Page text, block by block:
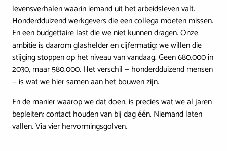
levensverhalen waarin iemand uit het arbeidsleven valt.
Honderdduizend werkgevers die een collega moeten missen.
En een budgettaire last die we niet kunnen dragen. Onze
ambitie is daarom glashelder en cijfermatig: we willen die
stijging stoppen op het niveau van vandaag. Geen 680.000 in
2030, maar 580.000. Het verschil — honderdduizend mensen
— is wat we hier samen aan het bouwen zijn.
En de manier waarop we dat doen, is precies wat we al jaren
bepleiten: contact houden van bij dag één. Niemand laten
vallen. Via vier hervormingsgolven.